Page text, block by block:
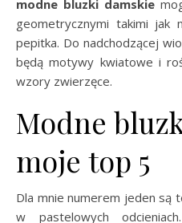
modne bluzki damskie
geometrycznymi takimi jak
pepitka. Do nadchodzącej
będą motywy kwiatowe i
wzory zwierzęce.
Modne
moje top 5
Dla mnie numerem jeden są
w pastelowych